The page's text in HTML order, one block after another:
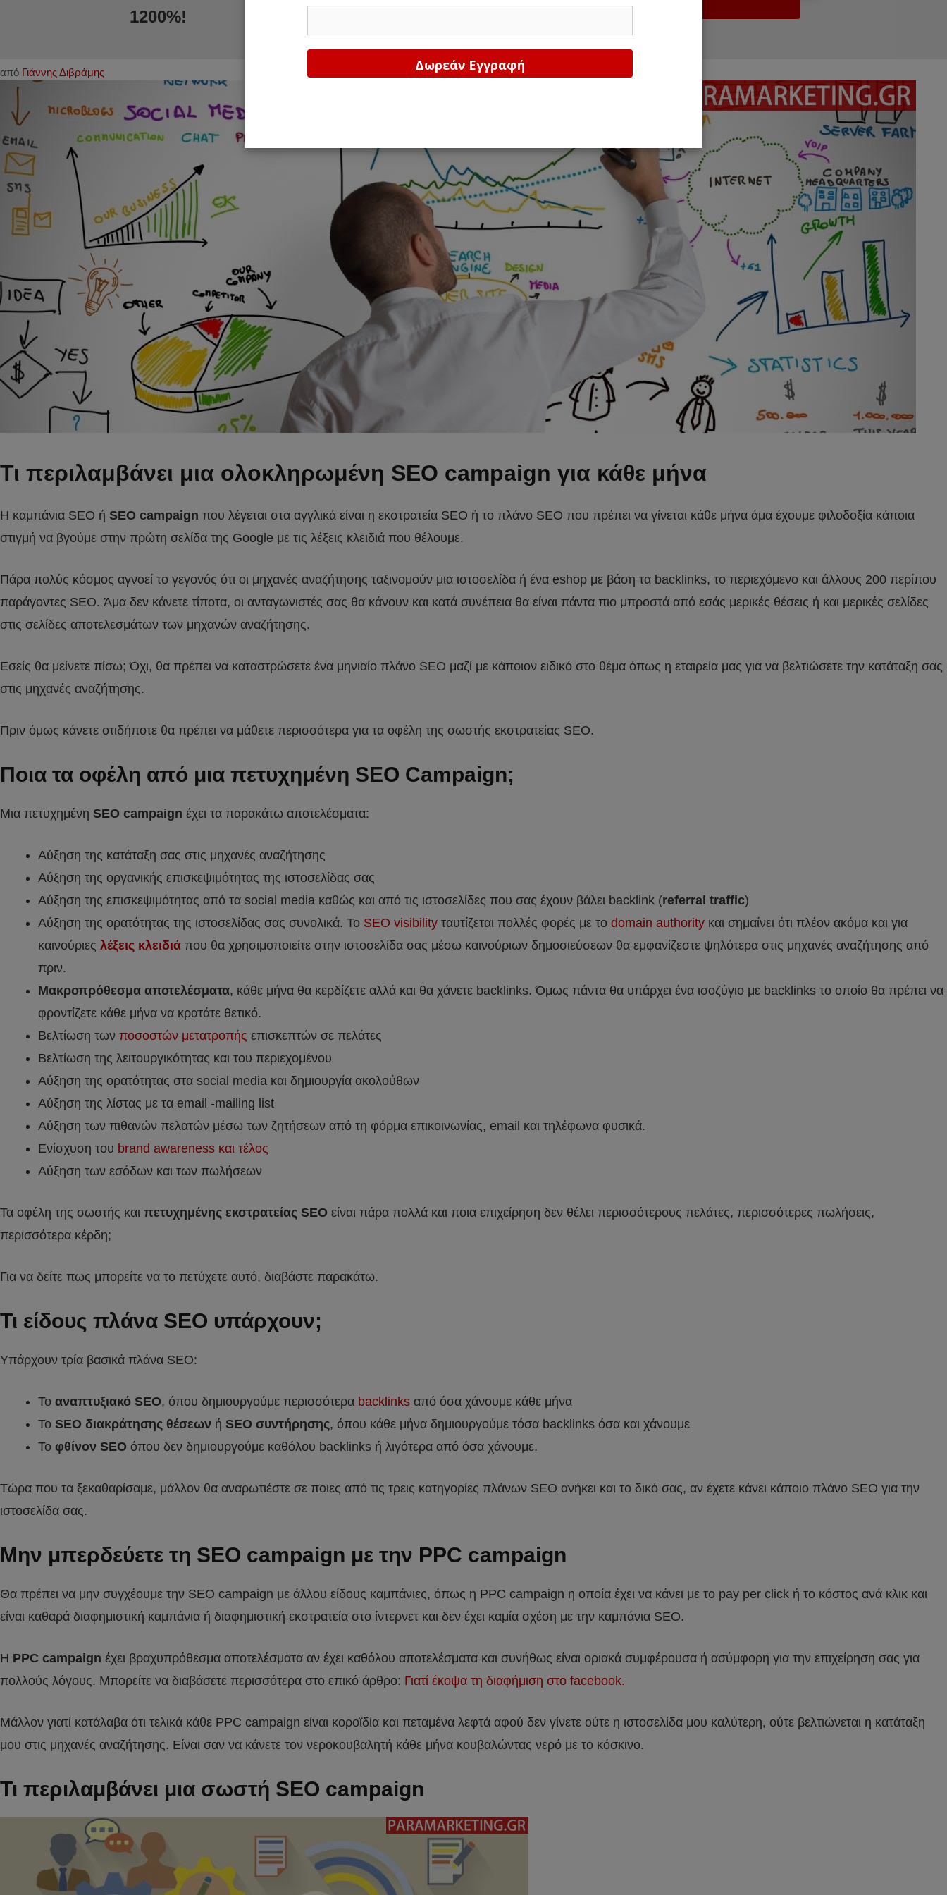
1200%!
από Γιάννης Διβράμης
Τι περιλαμβάνει μια ολοκληρωμένη SEO campaign για κάθε μήνα
Η καμπάνια SEO ή SEO campaign που λέγεται στα αγγλικά είναι η εκστρατεία SEO ή το πλάνο SEO που πρέπει να γίνεται κάθε μήνα άμα έχουμε φιλοδοξία κάποια
στιγμή να βγούμε στην πρώτη σελίδα της Google με τις λέξεις κλειδιά που θέλουμε.
Πάρα πολύς κόσμος αγνοεί το γεγονός ότι οι μηχανές αναζήτησης ταξινομούν μια ιστοσελίδα ή ένα eshop με βάση τα backlinks, το περιεχόμενο και άλλους 200 περίπου
παράγοντες SEO. Άμα δεν κάνετε τίποτα, οι ανταγωνιστές σας θα κάνουν και κατά συνέπεια θα είναι πάντα πιο μπροστά από εσάς μερικές θέσεις ή και μερικές σελίδες
στις σελίδες αποτελεσμάτων των μηχανών αναζήτησης.
Εσείς θα μείνετε πίσω; Όχι, θα πρέπει να καταστρώσετε ένα μηνιαίο πλάνο SEO μαζί με κάποιον ειδικό στο θέμα όπως η εταιρεία μας για να βελτιώσετε την κατάταξη σας
στις μηχανές αναζήτησης.
Πριν όμως κάνετε οτιδήποτε θα πρέπει να μάθετε περισσότερα για τα οφέλη της σωστής εκστρατείας SEO.
Ποια τα οφέλη από μια πετυχημένη SEO Campaign;
Μια πετυχημένη SEO campaign έχει τα παρακάτω αποτελέσματα:
Αύξηση της κατάταξη σας στις μηχανές αναζήτησης
Αύξηση της οργανικής επισκεψιμότητας της ιστοσελίδας σας
Αύξηση της επισκεψιμότητας από τα social media καθώς και από τις ιστοσελίδες που σας έχουν βάλει backlink (referral traffic)
Αύξηση της ορατότητας της ιστοσελίδας σας συνολικά. Το SEO visibility ταυτίζεται πολλές φορές με το domain authority και σημαίνει ότι πλέον ακόμα και για
καινούριες λέξεις κλειδιά που θα χρησιμοποιείτε στην ιστοσελίδα σας μέσω καινούριων δημοσιεύσεων θα εμφανίζεστε ψηλότερα στις μηχανές αναζήτησης από
πριν.
Μακροπρόθεσμα αποτελέσματα, κάθε μήνα θα κερδίζετε αλλά και θα χάνετε backlinks. Όμως πάντα θα υπάρχει ένα ισοζύγιο με backlinks το οποίο θα πρέπει να
φροντίζετε κάθε μήνα να κρατάτε θετικό.
Βελτίωση των ποσοστών μετατροπής επισκεπτών σε πελάτες
Βελτίωση της λειτουργικότητας και του περιεχομένου
Αύξηση της ορατότητας στα social media και δημιουργία ακολούθων
Αύξηση της λίστας με τα email -mailing list
Αύξηση των πιθανών πελατών μέσω των ζητήσεων από τη φόρμα επικοινωνίας, email και τηλέφωνα φυσικά.
Ενίσχυση του brand awareness και τέλος
Αύξηση των εσόδων και των πωλήσεων
Τα οφέλη της σωστής και πετυχημένης εκστρατείας SEO είναι πάρα πολλά και ποια επιχείρηση δεν θέλει περισσότερους πελάτες, περισσότερες πωλήσεις,
περισσότερα κέρδη;
Για να δείτε πως μπορείτε να το πετύχετε αυτό, διαβάστε παρακάτω.
Τι είδους πλάνα SEO υπάρχουν;
Υπάρχουν τρία βασικά πλάνα SEO:
Το αναπτυξιακό SEO, όπου δημιουργούμε περισσότερα backlinks από όσα χάνουμε κάθε μήνα
Το SEO διακράτησης θέσεων ή SEO συντήρησης, όπου κάθε μήνα δημιουργούμε τόσα backlinks όσα και χάνουμε
Το φθίνον SEO όπου δεν δημιουργούμε καθόλου backlinks ή λιγότερα από όσα χάνουμε.
Τώρα που τα ξεκαθαρίσαμε, μάλλον θα αναρωτιέστε σε ποιες από τις τρεις κατηγορίες πλάνων SEO ανήκει και το δικό σας, αν έχετε κάνει κάποιο πλάνο SEO για την
ιστοσελίδα σας.
Μην μπερδεύετε τη SEO campaign με την PPC campaign
Θα πρέπει να μην συγχέουμε την SEO campaign με άλλου είδους καμπάνιες, όπως η PPC campaign η οποία έχει να κάνει με το pay per click ή το κόστος ανά κλικ και
είναι καθαρά διαφημιστική καμπάνια ή διαφημιστική εκστρατεία στο ίντερνετ και δεν έχει καμία σχέση με την καμπάνια SEO.
Η PPC campaign έχει βραχυπρόθεσμα αποτελέσματα αν έχει καθόλου αποτελέσματα και συνήθως είναι οριακά συμφέρουσα ή ασύμφορη για την επιχείρηση σας για
πολλούς λόγους. Μπορείτε να διαβάσετε περισσότερα στο επικό άρθρο: Γιατί έκοψα τη διαφήμιση στο facebook.
Μάλλον γιατί κατάλαβα ότι τελικά κάθε PPC campaign είναι κοροϊδία και πεταμένα λεφτά αφού δεν γίνετε ούτε η ιστοσελίδα μου καλύτερη, ούτε βελτιώνεται η κατάταξη
μου στις μηχανές αναζήτησης. Είναι σαν να κάνετε τον νεροκουβαλητή κάθε μήνα κουβαλώντας νερό με το κόσκινο.
Τι περιλαμβάνει μια σωστή SEO campaign